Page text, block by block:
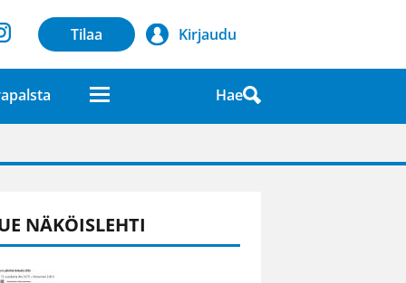
Tilaa Kirjaudu
Hae
NÄKÖISLEHTI